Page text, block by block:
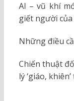
AI – vũ khí
giết người
Những điều
Chiến thuật
lý ‘giáo,